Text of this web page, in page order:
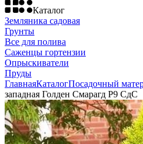
Каталог
Земляника садовая
Грунты
Все для полива
Саженцы гортензии
Опрыскиватели
Пруды
ГлавнаяКаталогПосадочный
западная Голден Смарагд Р9 СдС